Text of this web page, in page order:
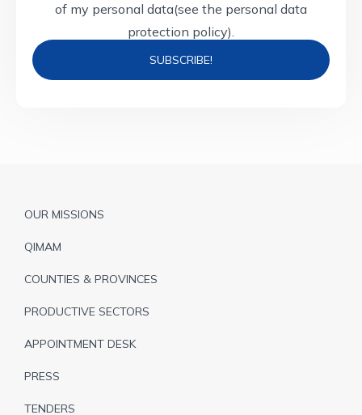
of my personal data(see the personal data
protection policy).
Pied
de
OUR MISSIONS
QIMAM
COUNTIES & PROVINCES
PRODUCTIVE SECTORS
APPOINTMENT DESK
PRESS
TENDERS